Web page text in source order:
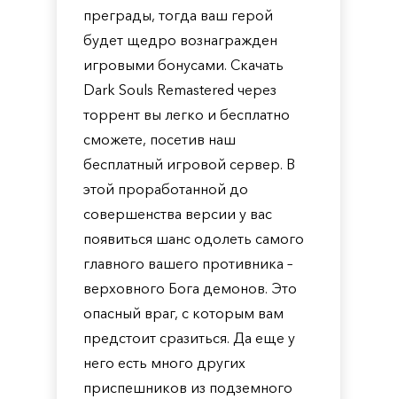
преграды, тогда ваш герой
будет щедро вознагражден
игровыми бонусами. Скачать
Dark Souls Remastered через
торрент вы легко и бесплатно
сможете, посетив наш
бесплатный игровой сервер. В
этой проработанной до
совершенства версии у вас
появиться шанс одолеть самого
главного вашего противника –
верховного Бога демонов. Это
опасный враг, с которым вам
предстоит сразиться. Да еще у
него есть много других
приспешников из подземного